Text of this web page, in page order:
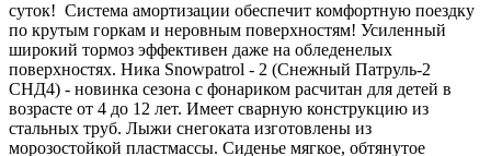
суток! Система амортизации обеспечит комфортную поездку
по крутым горкам и неровным поверхностям! Усиленный
широкий тормоз эффективен даже на обледенелых
поверхностях. Ника Snowpatrol - 2 (Снежный Патруль-2
СНД4) - новинка сезона с фонариком расчитан для детей в
возрасте от 4 до 12 лет. Имеет сварную конструкцию из
стальных труб. Лыжи снегоката изготовлены из
морозостойкой пластмассы. Сиденье мягкое, обтянутое